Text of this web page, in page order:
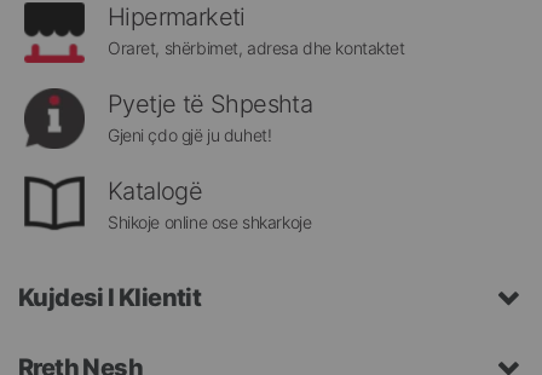
Hipermarketi
Oraret, shërbimet, adresa dhe kontaktet
Pyetje të Shpeshta
Gjeni çdo gjë ju duhet!
Katalogë
Shikoje online ose shkarkoje
Kujdesi I Klientit
Rreth Nesh